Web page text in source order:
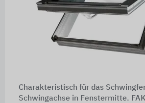
Charakteristisch für das
Schwingachse in Fenstermitte.